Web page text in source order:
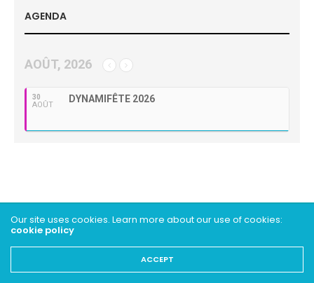
AGENDA
AOÛT, 2026
30
AOÛT
DYNAMIFÊTE 2026
Our site uses cookies. Learn more about our use of cookies:
cookie policy
ACCEPT